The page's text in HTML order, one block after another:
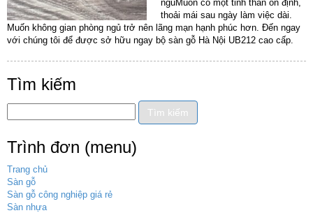
ngủMuốn có một tinh thần ổn định,
thoải mái sau ngày làm việc dài.
Muốn không gian phòng ngủ trở nên lãng mạn hạnh phúc hơn. Đến ngay
với chúng tôi để được sở hữu ngay bộ sàn gỗ Hà Nội UB212 cao cấp.
Tìm kiếm
Trình đơn (menu)
Trang chủ
Sàn gỗ
Sàn gỗ công nghiệp giá rẻ
Sàn nhựa